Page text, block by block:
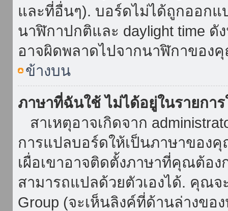
และที่อื่นๆ). บอร์ดไม่ได้ถูกออกแ
นาฬิกาปกติและ daylight time
อาจผิดพลาดไปจากนาฬิกาของ
ข้างบน
ภาษาที่ฉันใช้ ไม่ได้อยู่ในรายการ
สาเหตุอาจเกิดจาก
การแปลบอร์ดให้เป็นภาษาของ
เผื่อเขาอาจติดตั้งภาษาที่คุณต้อ
สามารถแปลด้วยตัวเองได้. คุณจ
Group (จะเห็นลิงค์ที่ด้านล่างขอ